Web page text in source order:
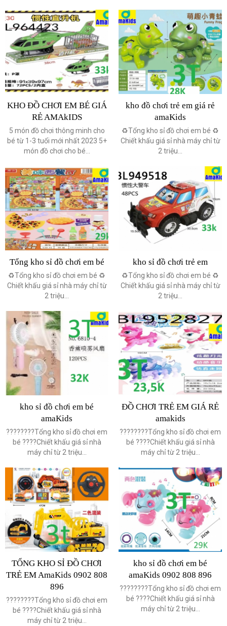
KHO ĐỒ CHƠI EM BÉ GIÁ
RẺ AMAkIDS
5 món đồ chơi thông minh cho
bé từ 1-3 tuổi mới nhất 2023 5+
món đồ chơi cho bé...
kho đồ chơi trẻ em giá rẻ
amaKids
♻️Tổng kho sỉ đồ chơi em bé ♻️
Chiết khấu giá sỉ nhà máy chỉ từ
2 triệu...
Tổng kho sỉ đồ chơi em bé
♻️Tổng kho sỉ đồ chơi em bé ♻️
Chiết khấu giá sỉ nhà máy chỉ từ
2 triệu...
kho sỉ đồ chơi trẻ em
♻️Tổng kho sỉ đồ chơi em bé ♻️
Chiết khấu giá sỉ nhà máy chỉ từ
2 triệu...
kho sỉ đồ chơi em bé
amaKids
????????Tổng kho sỉ đồ chơi em
bé ????Chiết khấu giá sỉ nhà
máy chỉ từ 2 triệu...
ĐỒ CHƠI TRẺ EM GIÁ RẺ
amakids
????????Tổng kho sỉ đồ chơi em
bé ????Chiết khấu giá sỉ nhà
máy chỉ từ 2 triệu...
TỔNG KHO SỈ ĐỒ CHƠI
TRẺ EM AmaKids 0902 808
896
????????Tổng kho sỉ đồ chơi em
bé ????Chiết khấu giá sỉ nhà
máy chỉ từ 2 triệu...
kho sỉ đồ chơi em bé
amaKids 0902 808 896
????????Tổng kho sỉ đồ chơi em
bé ????Chiết khấu giá sỉ nhà
máy chỉ từ 2 triệu...